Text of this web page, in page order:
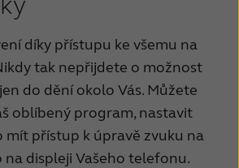
díky přístupu ke všemu na
tak nepřijdete o možnost
do dění okolo Vás. Můžete
oblíbený program, nastavit
mít přístup k úpravě zvuku na
na displeji Vašeho telefonu.